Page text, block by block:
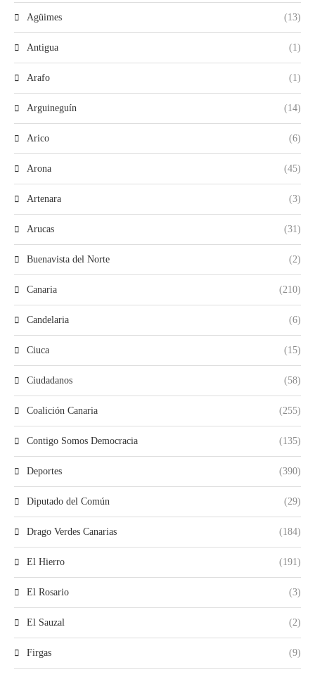
Agüimes (13)
Antigua (1)
Arafo (1)
Arguineguín (14)
Arico (6)
Arona (45)
Artenara (3)
Arucas (31)
Buenavista del Norte (2)
Canaria (210)
Candelaria (6)
Ciuca (15)
Ciudadanos (58)
Coalición Canaria (255)
Contigo Somos Democracia (135)
Deportes (390)
Diputado del Común (29)
Drago Verdes Canarias (184)
El Hierro (191)
El Rosario (3)
El Sauzal (2)
Firgas (9)